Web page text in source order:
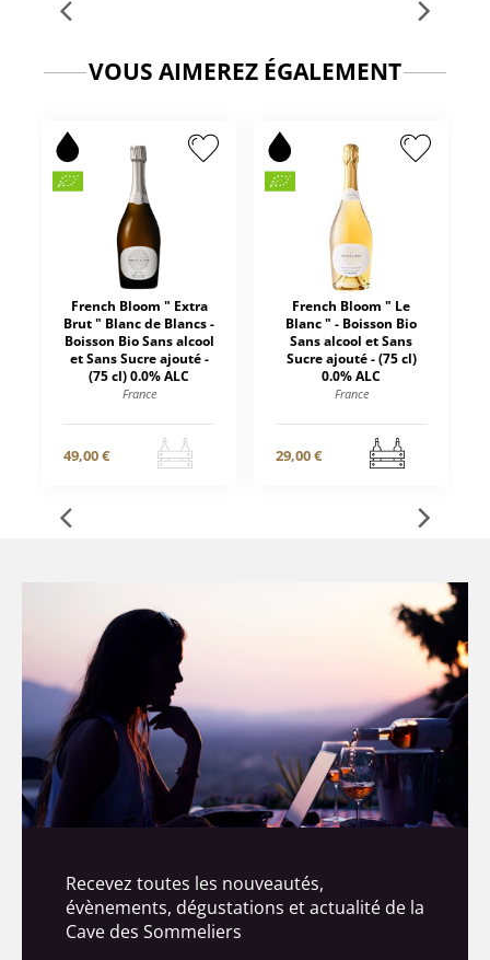
VOUS AIMEREZ ÉGALEMENT
French Bloom " Extra
Brut " Blanc de Blancs -
Boisson Bio Sans alcool
et Sans Sucre ajouté -
(75 cl) 0.0% ALC
France
49,00 €
French Bloom " Le
Blanc " - Boisson Bio
Sans alcool et Sans
Sucre ajouté - (75 cl)
0.0% ALC
France
29,00 €
Recevez toutes les nouveautés,
évènements, dégustations et actualité de la
Cave des Sommeliers